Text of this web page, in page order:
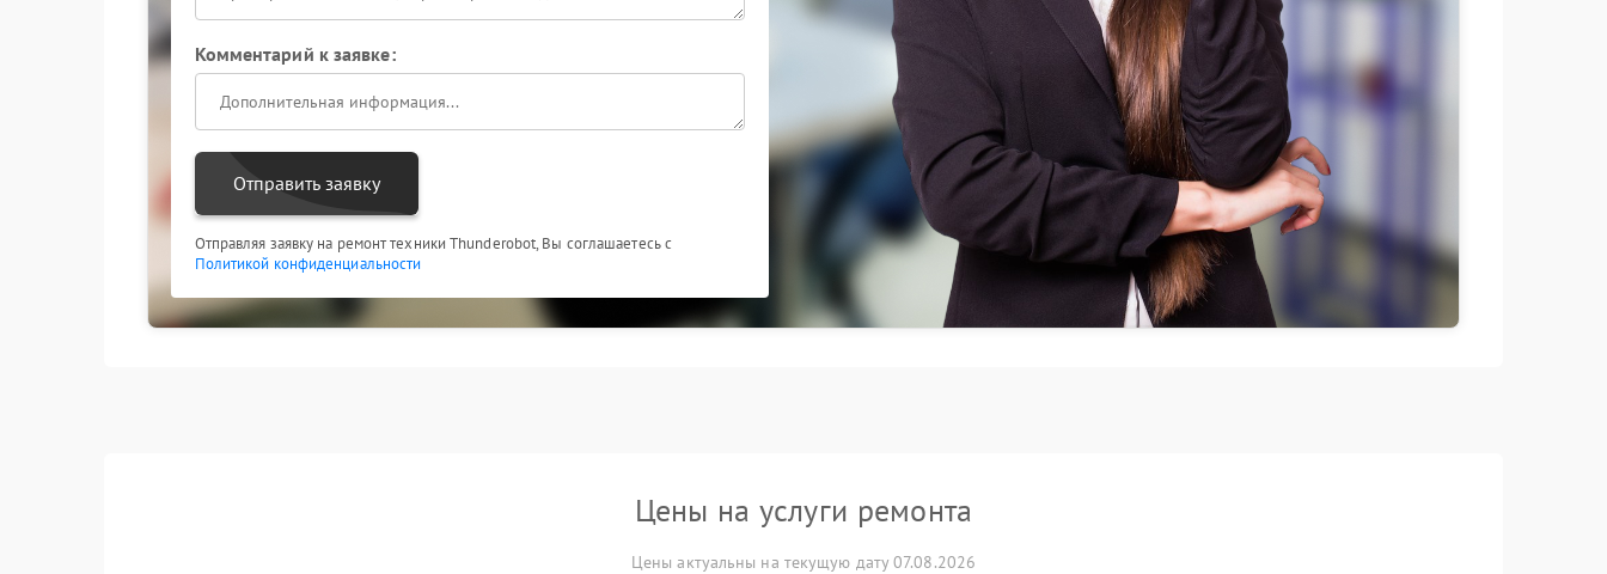
Комментарий к заявке:
Отправить заявку
Отправляя заявку на ремонт техники Thunderobot, Вы соглашаетесь с
Политикой конфиденциальности
Цены на услуги ремонта
Цены актуальны на текущую дату 07.08.2026